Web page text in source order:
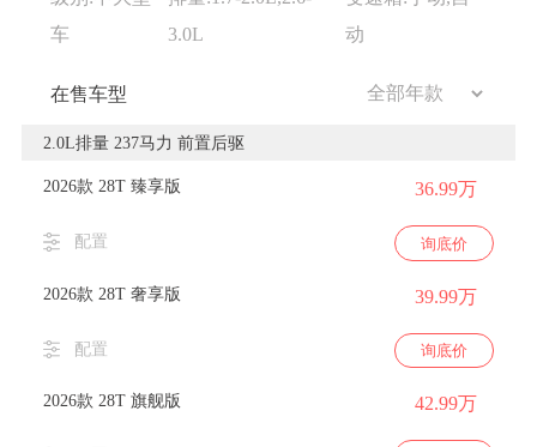
车
3.0L
动
在售车型
2.0L排量 237马力 前置后驱
2026款 28T 臻享版 36.99万
配置 询底价
2026款 28T 奢享版 39.99万
配置 询底价
2026款 28T 旗舰版 42.99万